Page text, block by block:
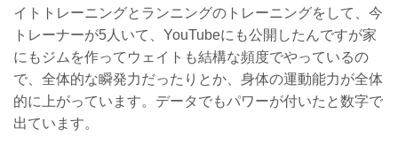
イトトレーニングとランニングのトレーニングをして、今
トレーナーが5人いて、YouTubeにも公開したんですが家
にもジムを作ってウェイトも結構な頻度でやっているの
で、全体的な瞬発力だったりとか、身体の運動能力が全体
的に上がっています。データでもパワーが付いたと数字で
出ています。